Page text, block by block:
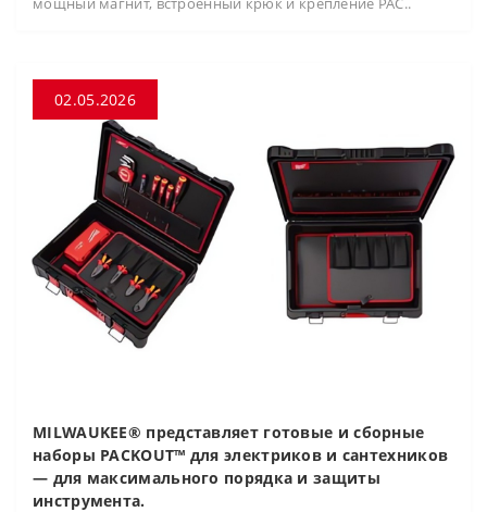
02.05.2026
MILWAUKEE® представляет готовые и сборные
наборы PACKOUT™ для электриков и сантехников
— для максимального порядка и защиты
инструмента.